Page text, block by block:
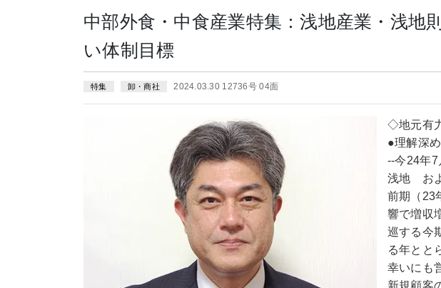
中部外食・中食産業特集：浅地産業・浅
い体制目標
特集 卸・商社 2024.03.30 12736号 04面
◇地元有
●理解深
--今24年7
浅地 およ
前期（23
響で増収
巡する今
る年とと
幸いにも
新規顧客